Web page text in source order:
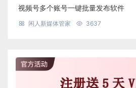
视频号多个账号一键批量发布软件
闲人新媒体管家 3637